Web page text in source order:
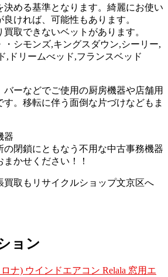
決める基準となります。綺麗にお使い
ければ、可能性もあります。
取できないベットがあります。
・シモンズ,キングスダウン,シーリー,
,ドリームべッド,フランスベッド
ーなどでご使用の厨房機器や店舗用
。移転に伴う面倒な片づけなどもま
器
の閉鎖にともなう不用な中古事務機器
かせください！！
買取もリサイクルショップ文京区へ
ョン
ナ) ウインドエアコン Relala 窓用エ